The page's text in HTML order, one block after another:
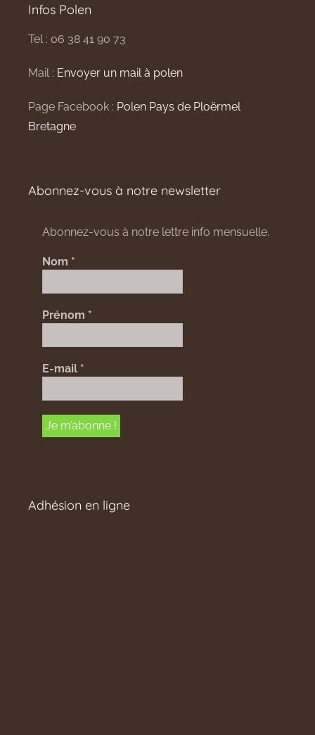
Infos Polen
Tel : 06 38 41 90 73
Mail : Envoyer un mail à polen
Page Facebook : Polen Pays de Ploërmel
Bretagne
Abonnez-vous à notre newsletter
Abonnez-vous à notre lettre info mensuelle.
Nom *
Prénom *
E-mail *
Adhésion en ligne